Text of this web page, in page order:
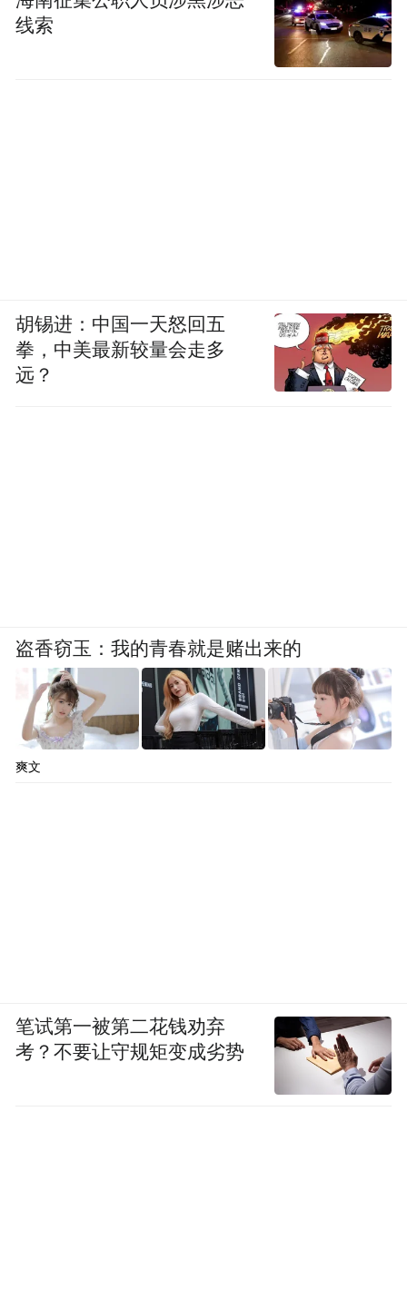
线索
胡锡进：中国一天怒回五
拳，中美最新较量会走多
远？
盗香窃玉：我的青春就是赌出来的
爽文
笔试第一被第二花钱劝弃
考？不要让守规矩变成劣势